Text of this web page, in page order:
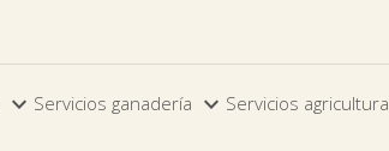
 Servicios ganadería  Servicios agricultura